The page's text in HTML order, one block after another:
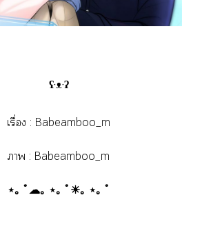
ʕ·ᴥ·ʔ
เรื่อง : Babeamboo_m
า : Babeamboo_m
⋆｡ ﾟ☁︎｡ ⋆｡ ﾟ☀︎｡ ⋆｡ ﾟ